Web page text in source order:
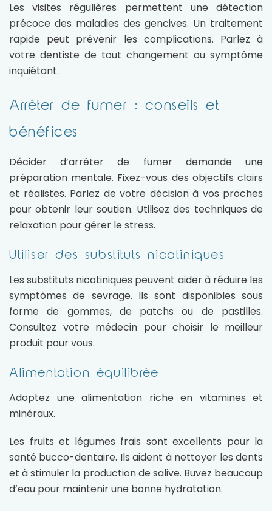
Les visites régulières permettent une détection
précoce des maladies des gencives. Un traitement
rapide peut prévenir les complications. Parlez à
votre dentiste de tout changement ou symptôme
inquiétant.
Arrêter de fumer : conseils et
bénéfices
Décider d’arrêter de fumer demande une
préparation mentale. Fixez-vous des objectifs clairs
et réalistes. Parlez de votre décision à vos proches
pour obtenir leur soutien. Utilisez des techniques de
relaxation pour gérer le stress.
Utiliser des substituts nicotiniques
Les substituts nicotiniques peuvent aider à réduire les
symptômes de sevrage. Ils sont disponibles sous
forme de gommes, de patchs ou de pastilles.
Consultez votre médecin pour choisir le meilleur
produit pour vous.
Alimentation équilibrée
Adoptez une alimentation riche en vitamines et
minéraux.
Les fruits et légumes frais sont excellents pour la
santé bucco-dentaire. Ils aident à nettoyer les dents
et à stimuler la production de salive. Buvez beaucoup
d’eau pour maintenir une bonne hydratation.